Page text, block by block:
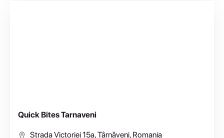
Quick Bites Tarnaveni
Strada Victoriei 15a, Târnăveni, Romania